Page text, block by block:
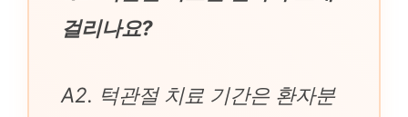
걸리나요?
A2. 턱관절 치료 기간은 환자분